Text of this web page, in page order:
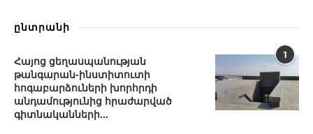
ընտրանի
1
Հայոց ցեղասպանության
թանգարան-ինստիտուտի
հոգաբարձուների խորհրդի
անդամությունից հրաժարված
գիտնականների...